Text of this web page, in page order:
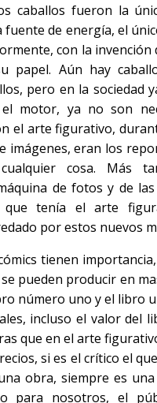
caballos fueron la
fuente de energía, el
con la invención
papel. Aún hay
pero en la sociedad
motor, ya no son
el arte figurativo,
imágenes, eran los
cosa. Más
de fotos y de las
que tenía el arte
por estos nuevos
tienen
pueden producir en
número uno y el libro
incluso el valor del
que en el arte
si es el crítico el
obra, siempre es
para nosotros, el